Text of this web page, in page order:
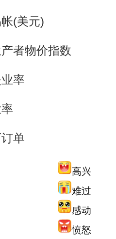
(美元)
者物价指数
率
单
高兴
难过
感动
愤怒